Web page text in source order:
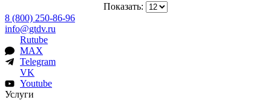
Показать:
8 (800) 250-86-96
info@gtdv.ru
Rutube
MAX
Telegram
VK
Youtube
Услуги